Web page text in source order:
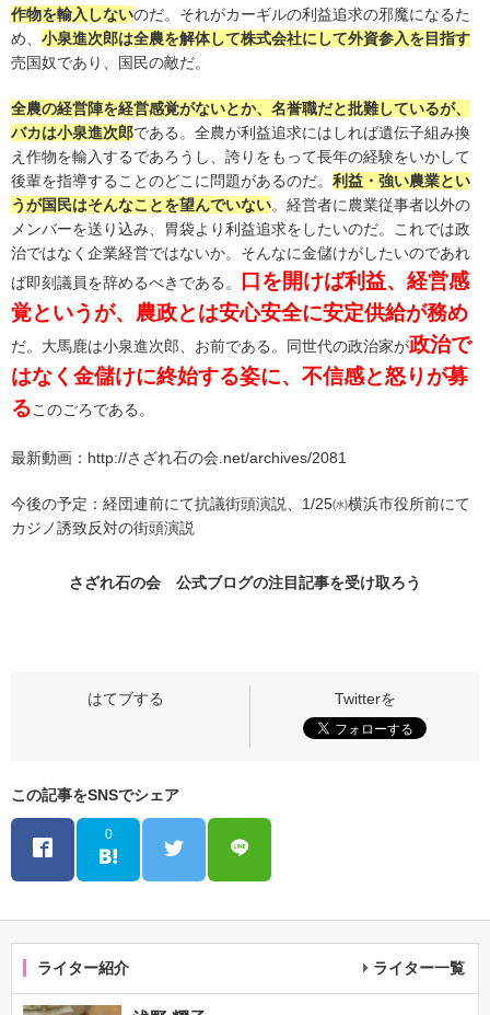
作物を輸入しないのだ。それがカーギルの利益追求の邪魔になるた
め、 小泉進次郎は全農を解体して株式会社にして外資参入を目指す
売国奴であり、国民の敵だ。
全農の経営陣を経営感覚がないとか、名誉職だと批難しているが、
バカは小泉進次郎である。全農が利益追求にはしれば遺伝子組み換
え作物を輸入するであろうし、誇りをもって長年の経験をいかして
後輩を指導することのどこに問題があるのだ。 利益・強い農業とい
うが国民はそんなことを望んでいない。経営者に農業従事者以外の
メンバーを送り込み、胃袋より利益追求をしたいのだ。これでは政
治ではなく企業経営ではないか。そんなに金儲けがしたいのであれ
ば即刻議員を辞めるべきである。
口を開けば利益、経営感
覚というが、農政とは安心安全に安定供給が務め
だ。大馬鹿は小泉進次郎、お前である。同世代の政治家が政治で
はなく金儲けに終始する姿に、不信感と怒りが募
るこのごろである。
最新動画：http://さざれ石の会.net/archives/2081
今後の予定：経団連前にて抗議街頭演説、1/25㈬横浜市役所前にて
カジノ誘致反対の街頭演説
さざれ石の会 公式ブログの注目記事を受け取ろう
この記事をSNSでシェア
0
ライター紹介 ライター一覧